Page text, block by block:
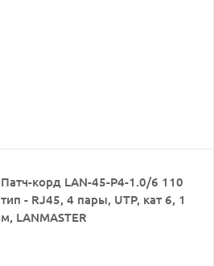
Патч-корд LAN-45-P4-1.0/6 110
тип - RJ45, 4 пары, UTP, кат 6, 1
м, LANMASTER